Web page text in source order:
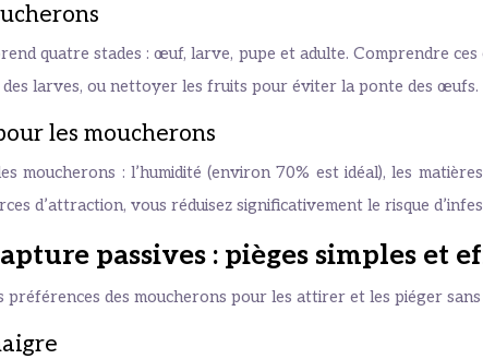
quatre stades : œuf, larve, pupe et adulte. Comprendre
larves, ou nettoyer les fruits pour éviter la ponte des œufs.
les moucherons
moucherons : l’humidité (environ 70% est idéal), les
d’attraction, vous réduisez significativement le risque
passives : pièges simples et
préférences des moucherons pour les attirer et les piéger